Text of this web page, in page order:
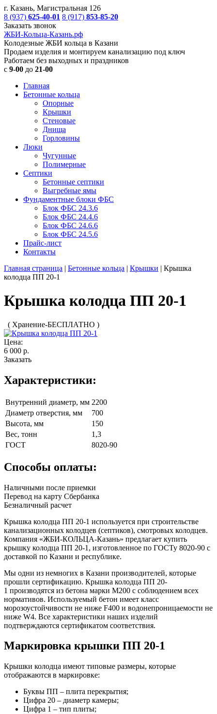
г. Казань, Магистральная 126
8 (937) 625-40-01 8 (917) 853-85-20
Заказать звонок
ЖБИ-Кольца-Казань.рф
Колодезные ЖБИ кольца в Казани
Продаем изделия и монтируем канализацию под ключ
Работаем без выходных и праздников
с 9-00 до 21-00
Главная
Бетонные кольца
Опорные
Крышки
Стеновые
Днища
Горловины
Люки
Чугунные
Полимерные
Септики
Бетонные септики
Выгребные ямы
Фундаментные блоки ФБС
Блок ФБС 24.3.6
Блок ФБС 24.4.6
Блок ФБС 24.6.6
Блок ФБС 24.5.6
Прайс-лист
Контакты
Главная страница | Бетонные кольца | Крышки | Крышка
колодца ПП 20-1
Крышка колодца ПП 20-1
( Хранение-БЕСПЛАТНО )
Цена:
6 000 р.
Заказать
Характеристики:
Внутренний диаметр, мм 2200
Диаметр отверстия, мм
700
Высота, мм
150
Вес, тонн
1,3
ГОСТ
8020-90
Способы оплаты:
Наличными после приемки
Перевод на карту Сбербанка
Безналичный расчет
Крышка колодца ПП 20-1 используется при строительстве
канализационных колодцев (септиков), смотровых колодцев.
Компания «ЖБИ-КОЛЬЦА-Казань» предлагает купить
крышку колодца ПП 20-1, изготовленное по ГОСТу 8020-90 с
доставкой по Казани и республике.
Мы одни из немногих в Казани производителей, которые
прошли сертификацию. Крышка колодца ПП 20-
1 производятся из бетона марки М200 с соблюдением всех
нормативов. Используемый бетон имеет класс
морозоустойчивости не ниже F400 и водонепроницаемости не
ниже W4. Все характеристики наших изделий
подтверждаются сертификатом соответствия.
Маркировка крышки ПП 20-1
Крышки колодца имеют типовые размеры, которые
отображаются в маркировке:
Буквы ПП – плита перекрытия;
Цифра 20 – диаметр камеры;
Цифра 1 – тип плиты;